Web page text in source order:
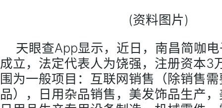
(资料图片)
天眼查App显示，近日，南昌简咖
成立，法定代表人为饶强，注册资本3
围为一般项目：互联网销售（除销售
品），日用杂品销售，美发饰品生产